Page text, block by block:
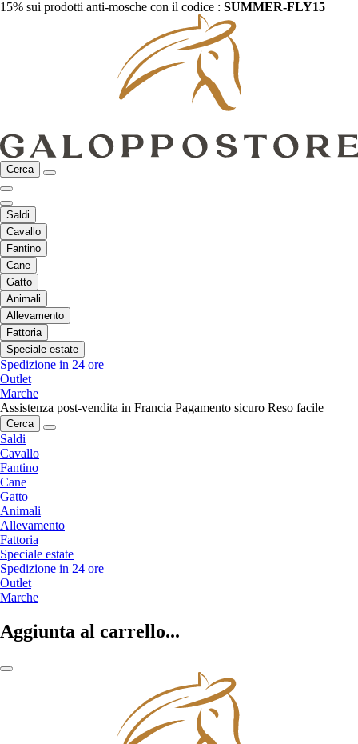
15% sui prodotti anti-mosche con il codice : SUMMER-FLY15
Cerca
Saldi
Cavallo
Fantino
Cane
Gatto
Animali
Allevamento
Fattoria
Speciale estate
Spedizione in 24 ore
Outlet
Marche
Assistenza post-vendita in Francia Pagamento sicuro Reso facile
Cerca
Saldi
Cavallo
Fantino
Cane
Gatto
Animali
Allevamento
Fattoria
Speciale estate
Spedizione in 24 ore
Outlet
Marche
Aggiunta al carrello...